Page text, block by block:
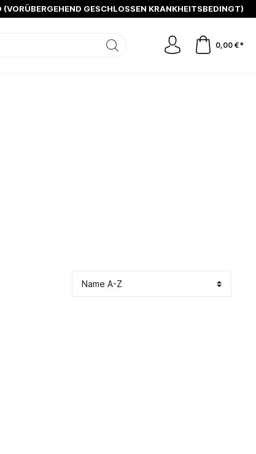
(VORÜBERGEHEND GESCHLOSSEN KRANKHEITSBEDINGT)
0,00 €*